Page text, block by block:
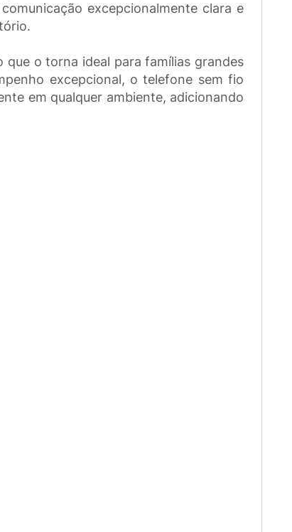
excepcionalmente clara e
que o torna ideal para famílias grandes
excepcional, o telefone sem fio
em qualquer ambiente, adicionando